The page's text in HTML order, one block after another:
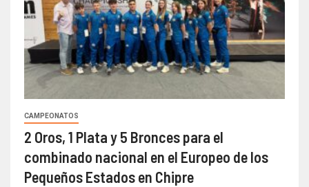
CAMPEONATOS
2 Oros, 1 Plata y 5 Bronces para el
combinado nacional en el Europeo de los
Pequeños Estados en Chipre